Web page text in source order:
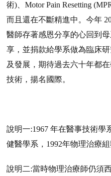
術)、Motor Pain Resetting
而且還在不斷精進中。今年
醫師存著感恩分享的心回到
享，並捐款給學系做為臨床
及發展，期待過去六十年都
技術，揚名國際。
說明一:1967 年在醫事技術學
健醫學系，1992年物理治療
說明二:當時物理治療師仍須